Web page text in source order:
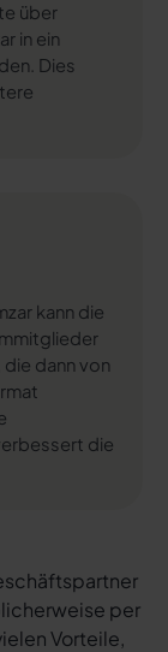
über
in ein
Dies
kann die
dann von
die
per
Vorteile,